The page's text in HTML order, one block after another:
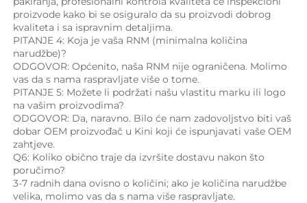
proizvode kako bi se osiguralo da su proizvodi dobrog
kvaliteta i sa ispravnim detaljima.
PITANJE 4: Koja je vaša RNM (minimalna količina
narudžbe)?
ODGOVOR: Općenito, naša RNM nije ograničena. Molimo
vas da s nama raspravljate više o tome.
PITANJE 5: Možete li podržati našu vlastitu marku ili logo
na vašim proizvodima?
ODGOVOR: Da, naravno. Bilo će nam zadovoljstvo biti vaš
dobar OEM proizvođač u Kini koji će ispunjavati vaše OEM
zahtjeve.
Q6: Koliko obično traje da izvršite dostavu nakon što
poručimo?
3-7 radnih dana ovisno o količini; ako je količina narudžbe
velika, molimo vas da s nama više raspravljate.